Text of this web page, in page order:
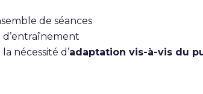
de séances
d’entraînement
nécessité d’adaptation vis-à-vis du